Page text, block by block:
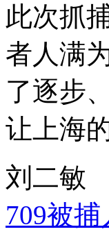
此次抓
者人满
了逐步
让上海
刘二敏
709被